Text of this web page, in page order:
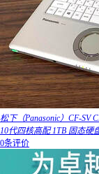
松下（Panasonic）CF-SV
10代四核高配 1TB 固态硬
0条评价